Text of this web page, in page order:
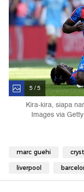
5 / 5
Kira-kira, siapa
Images via
marc guehi
liverpool